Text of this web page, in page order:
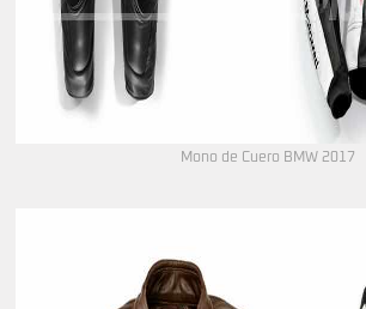
Mono de Cuero BMW 2017